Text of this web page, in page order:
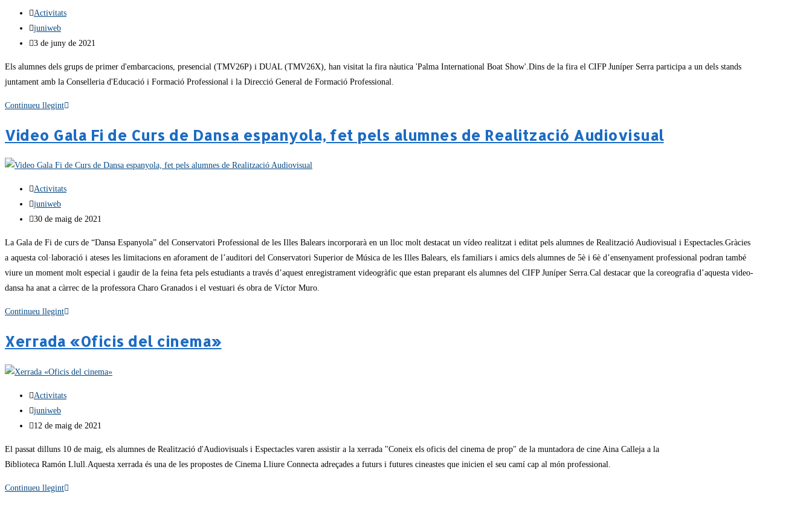
Activitats
juniweb
3 de juny de 2021
Els alumnes dels grups de primer d'embarcacions, presencial (TMV26P) i DUAL (TMV26X), han visitat la fira nàutica 'Palma International Boat Show'.Dins de la fira el CIFP Juníper Serra participa a un dels stands
juntament amb la Conselleria d'Educació i Formació Professional i la Direcció General de Formació Professional.
Continueu llegint
Video Gala Fi de Curs de Dansa espanyola, fet pels alumnes de Realització Audiovisual
Activitats
juniweb
30 de maig de 2021
La Gala de Fi de curs de “Dansa Espanyola” del Conservatori Professional de les Illes Balears incorporarà en un lloc molt destacat un vídeo realitzat i editat pels alumnes de Realització Audiovisual i Espectacles.Gràcies
a aquesta col·laboració i ateses les limitacions en aforament de l’auditori del Conservatori Superior de Música de les Illes Balears, els familiars i amics dels alumnes de 5è i 6è d’ensenyament professional podran també
viure un moment molt especial i gaudir de la feina feta pels estudiants a través d’aquest enregistrament videogràfic que estan preparant els alumnes del CIFP Juníper Serra.Cal destacar que la coreografia d’aquesta video-
dansa ha anat a càrrec de la professora Charo Granados i el vestuari és obra de Víctor Muro.
Continueu llegint
Xerrada «Oficis del cinema»
Activitats
juniweb
12 de maig de 2021
El passat dilluns 10 de maig, els alumnes de Realització d'Audiovisuals i Espectacles varen assistir a la xerrada "Coneix els oficis del cinema de prop" de la muntadora de cine Aina Calleja a la
Biblioteca Ramón Llull.Aquesta xerrada és una de les propostes de Cinema Lliure Connecta adreçades a futurs i futures cineastes que inicien el seu camí cap al món professional.
Continueu llegint